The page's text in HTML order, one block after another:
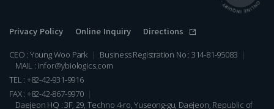
Privacy Policy Online Inquiry Directions
CEO : Young Woo Park
Business Registration No : 314-81-95083
MAIL : infor@ybiologics.com
TEL : +82-42-931-9916
FAX : +82-42-867-9970
Daejeon HQ : 3F, 29, Techno 4-ro, Yuseong-gu, Daejeon, Republic of